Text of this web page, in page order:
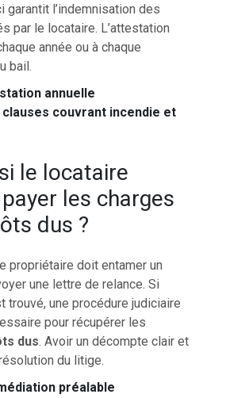
garantit l’indemnisation des
par le locataire. L’attestation
année ou à chaque
bail.
annuelle
couvrant incendie et
le locataire
les charges
dus ?
propriétaire doit entamer un
une lettre de relance. Si
trouvé, une procédure judiciaire
pour récupérer les
dus. Avoir un décompte clair et
du litige.
préalable